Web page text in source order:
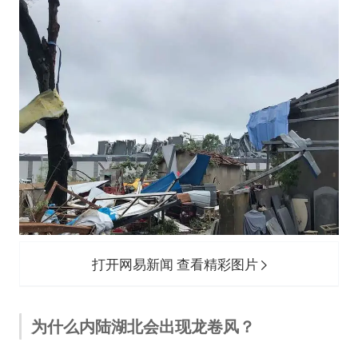
打开网易新闻 查看精彩图片
为什么内陆湖北会出现龙卷风？